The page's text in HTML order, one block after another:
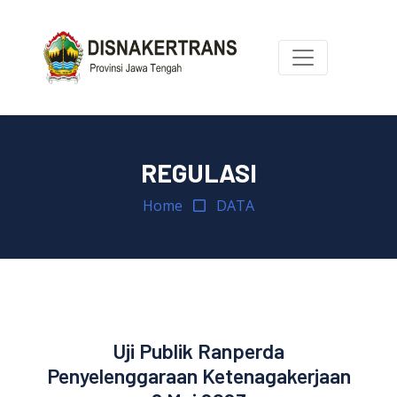
REGULASI
Home DATA
Uji Publik Ranperda
Penyelenggaraan Ketenagakerjaan